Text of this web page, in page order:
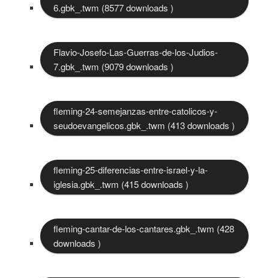
6.gbk_.twm (8577 downloads )
Flavio-Josefo-Las-Guerras-de-los-Judios-
7.gbk_.twm (9079 downloads )
fleming-24-semejanzas-entre-catolicos-y-
seudoevangelicos.gbk_.twm (413 downloads )
fleming-25-diferencias-entre-israel-y-la-
iglesia.gbk_.twm (415 downloads )
fleming-cantar-de-los-cantares.gbk_.twm (428
downloads )